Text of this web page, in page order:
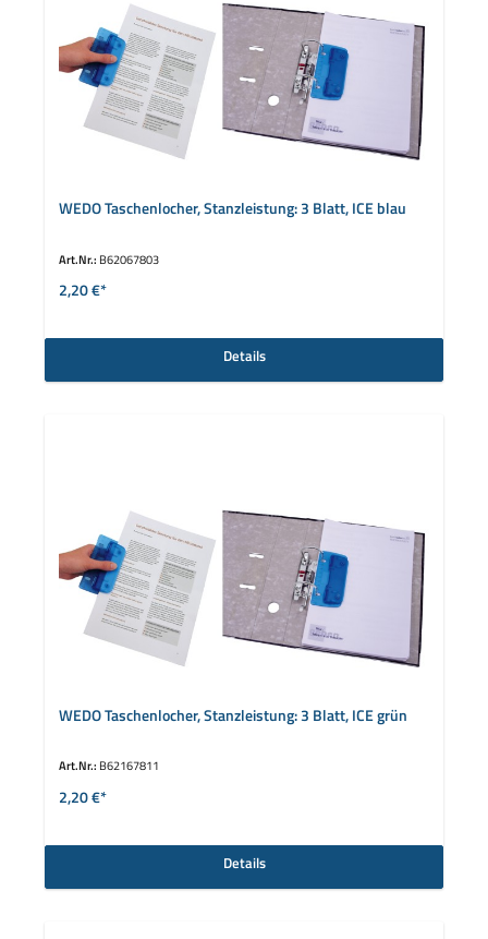
WEDO Taschenlocher, Stanzleistung: 3 Blatt, ICE blau
Art.Nr.: B62067803
2,20 €*
Details
WEDO Taschenlocher, Stanzleistung: 3 Blatt, ICE grün
Art.Nr.: B62167811
2,20 €*
Details